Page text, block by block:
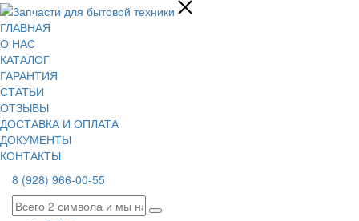
ГЛАВНАЯ
О НАС
КАТАЛОГ
ГАРАНТИЯ
СТАТЬИ
ОТЗЫВЫ
ДОСТАВКА И ОПЛАТА
ДОКУМЕНТЫ
КОНТАКТЫ
8 (928) 966-00-55